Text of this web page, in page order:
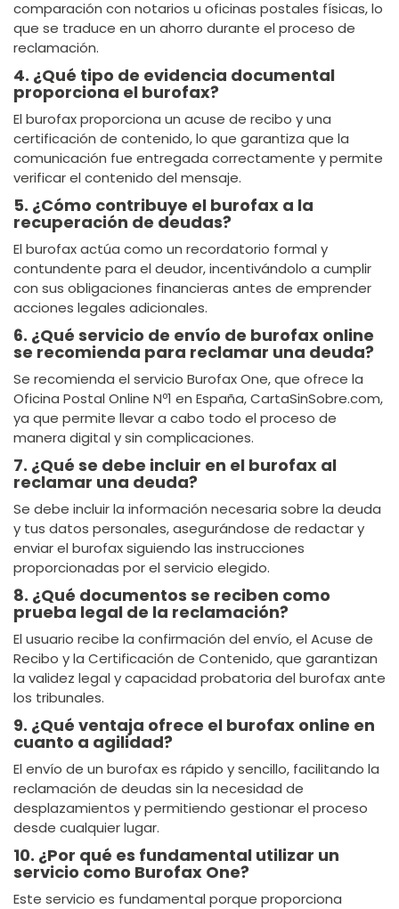
comparación con notarios u oficinas postales físicas, lo
que se traduce en un ahorro durante el proceso de
reclamación.
4. ¿Qué tipo de evidencia documental
proporciona el burofax?
El burofax proporciona un acuse de recibo y una
certificación de contenido, lo que garantiza que la
comunicación fue entregada correctamente y permite
verificar el contenido del mensaje.
5. ¿Cómo contribuye el burofax a la
recuperación de deudas?
El burofax actúa como un recordatorio formal y
contundente para el deudor, incentivándolo a cumplir
con sus obligaciones financieras antes de emprender
acciones legales adicionales.
6. ¿Qué servicio de envío de burofax online
se recomienda para reclamar una deuda?
Se recomienda el servicio Burofax One, que ofrece la
Oficina Postal Online Nº1 en España, CartaSinSobre.com,
ya que permite llevar a cabo todo el proceso de
manera digital y sin complicaciones.
7. ¿Qué se debe incluir en el burofax al
reclamar una deuda?
Se debe incluir la información necesaria sobre la deuda
y tus datos personales, asegurándose de redactar y
enviar el burofax siguiendo las instrucciones
proporcionadas por el servicio elegido.
8. ¿Qué documentos se reciben como
prueba legal de la reclamación?
El usuario recibe la confirmación del envío, el Acuse de
Recibo y la Certificación de Contenido, que garantizan
la validez legal y capacidad probatoria del burofax ante
los tribunales.
9. ¿Qué ventaja ofrece el burofax online en
cuanto a agilidad?
El envío de un burofax es rápido y sencillo, facilitando la
reclamación de deudas sin la necesidad de
desplazamientos y permitiendo gestionar el proceso
desde cualquier lugar.
10. ¿Por qué es fundamental utilizar un
servicio como Burofax One?
Este servicio es fundamental porque proporciona